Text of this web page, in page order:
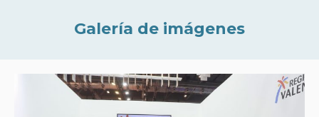
Galería de imágenes